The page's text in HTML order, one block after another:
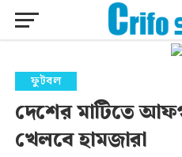
ফুটবল
দেশের মাটিতে
খেলবে হামজারা